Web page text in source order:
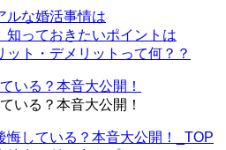
ルな婚活事情は
知っておきたいポイントは
ト・デメリットって何？？
いる？本音大公開！
いる？本音大公開！
悔している？本音大公開！_TOP